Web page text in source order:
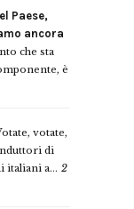
Paese,
ancora
che sta
è
votate,
di
italiani a... 2